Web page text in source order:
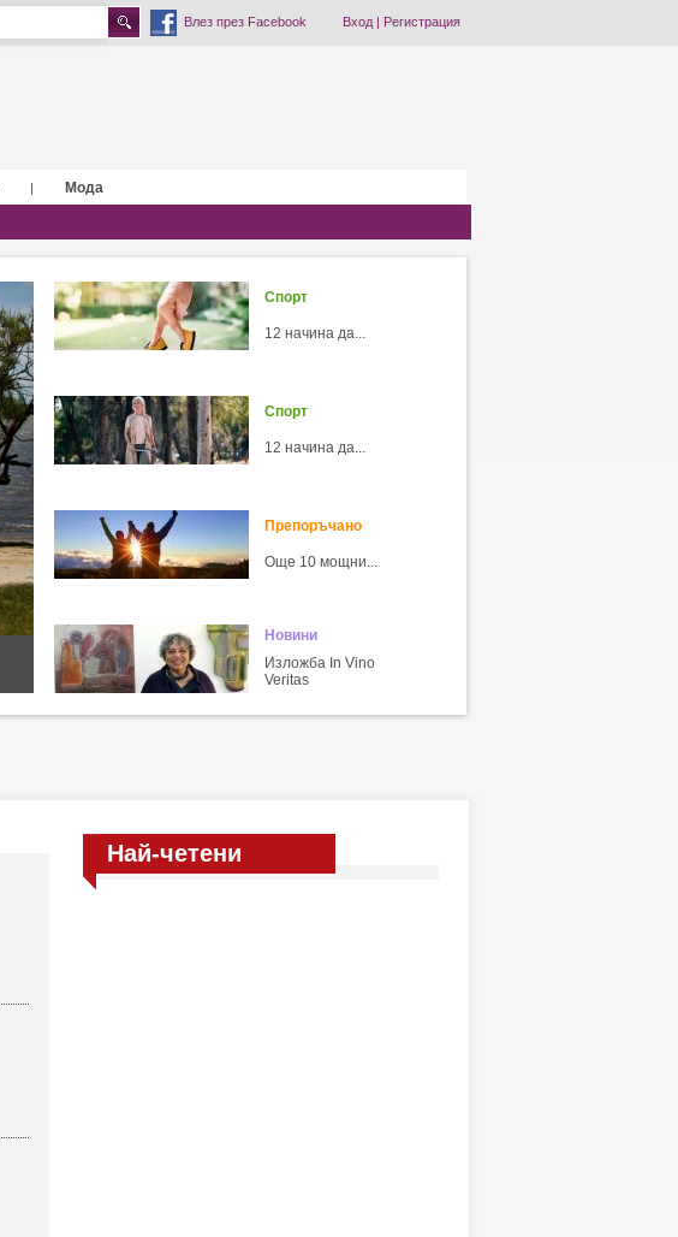
Влез през Facebook Вход| Регистрация
| Мода
Спорт
12 начина да...
Спорт
12 начина да...
Препоръчано
Още 10 мощни...
Новини
Изложба In Vino
Veritas
Най-четени